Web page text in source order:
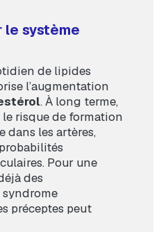
le système
de lipides
l’augmentation
. À long terme,
risque de formation
dans les artères,
Pour une
des
préceptes peut